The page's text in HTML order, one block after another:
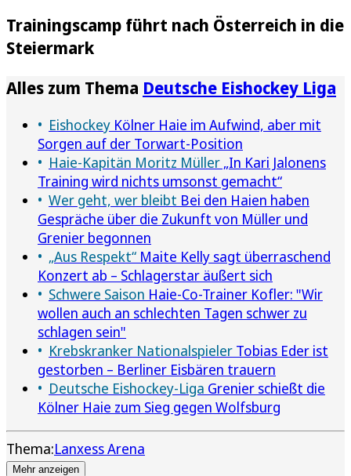
Trainingscamp führt nach Österreich in die
Steiermark
Alles zum Thema Deutsche Eishockey Liga
Eishockey Kölner Haie im Aufwind, aber mit
Sorgen auf der Torwart-Position
Haie-Kapitän Moritz Müller „In Kari Jalonens
Training wird nichts umsonst gemacht“
Wer geht, wer bleibt Bei den Haien haben
Gespräche über die Zukunft von Müller und
Grenier begonnen
„Aus Respekt“ Maite Kelly sagt überraschend
Konzert ab – Schlagerstar äußert sich
Schwere Saison Haie-Co-Trainer Kofler: "Wir
wollen auch an schlechten Tagen schwer zu
schlagen sein"
Krebskranker Nationalspieler Tobias Eder ist
gestorben – Berliner Eisbären trauern
Deutsche Eishockey-Liga Grenier schießt die
Kölner Haie zum Sieg gegen Wolfsburg
Thema:Lanxess Arena
Mehr anzeigen